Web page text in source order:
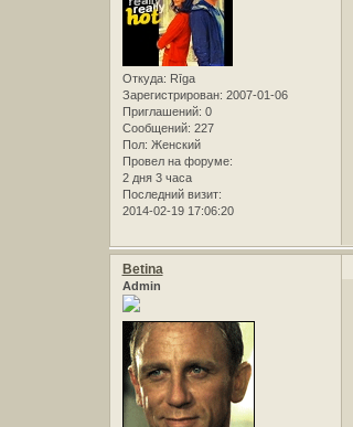
Откуда: Rīga
Зарегистрирован: 2007-01-06
Приглашений: 0
Сообщений: 227
Пол: Женский
Провел на форуме:
2 дня 3 часа
Последний визит:
2014-02-19 17:06:20
Betina
Admin